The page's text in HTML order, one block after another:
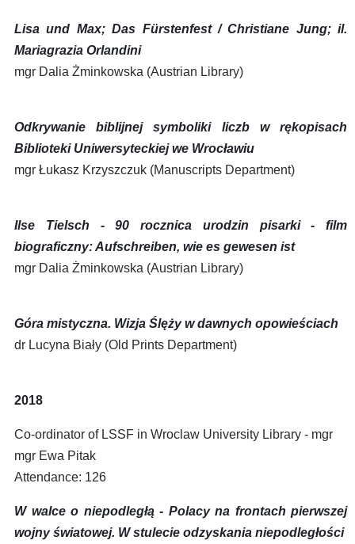
Lisa und Max; Das Fürstenfest / Christiane Jung; il.
Mariagrazia Orlandini
mgr Dalia Żminkowska (Austrian Library)
Odkrywanie biblijnej symboliki liczb w rękopisach
Biblioteki Uniwersyteckiej we Wrocławiu
mgr Łukasz Krzyszczuk (Manuscripts Department)
Ilse Tielsch - 90 rocznica urodzin pisarki - film
biograficzny: Aufschreiben, wie es gewesen ist
mgr Dalia Żminkowska (Austrian Library)
Góra mistyczna. Wizja Ślęży w dawnych opowieściach
dr Lucyna Biały (Old Prints Department)
2018
Co-ordinator of LSSF in Wroclaw University Library - mgr
mgr Ewa Pitak
Attendance: 126
W walce o niepodległą - Polacy na frontach pierwszej
wojny światowej. W stulecie odzyskania niepodległości